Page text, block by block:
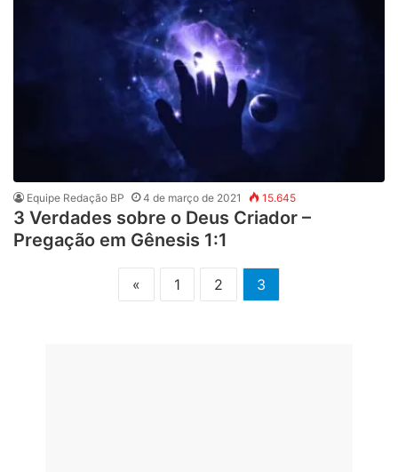
Equipe Redação BP 4 de março de 2021 15.645
3 Verdades sobre o Deus Criador –
Pregação em Gênesis 1:1
« 1 2 3